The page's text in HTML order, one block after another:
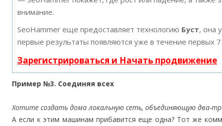
внимание.
SeoHammer еще предоставляет технологию Буст, она
первые результаты появляются уже в течение первых
Зарегистрироваться и Начать продвижение
Пример №3. Соединяя всех
Хотите создать дома локальную сеть, объединяющую два-
А если к этим машинам прибавится еще одна? Тот же